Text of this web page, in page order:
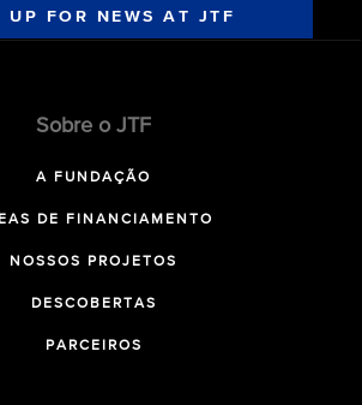
UP FOR NEWS AT JTF
Sobre o JTF
A FUNDAÇÃO
DE FINANCIAMENTO
NOSSOS PROJETOS
DESCOBERTAS
PARCEIROS